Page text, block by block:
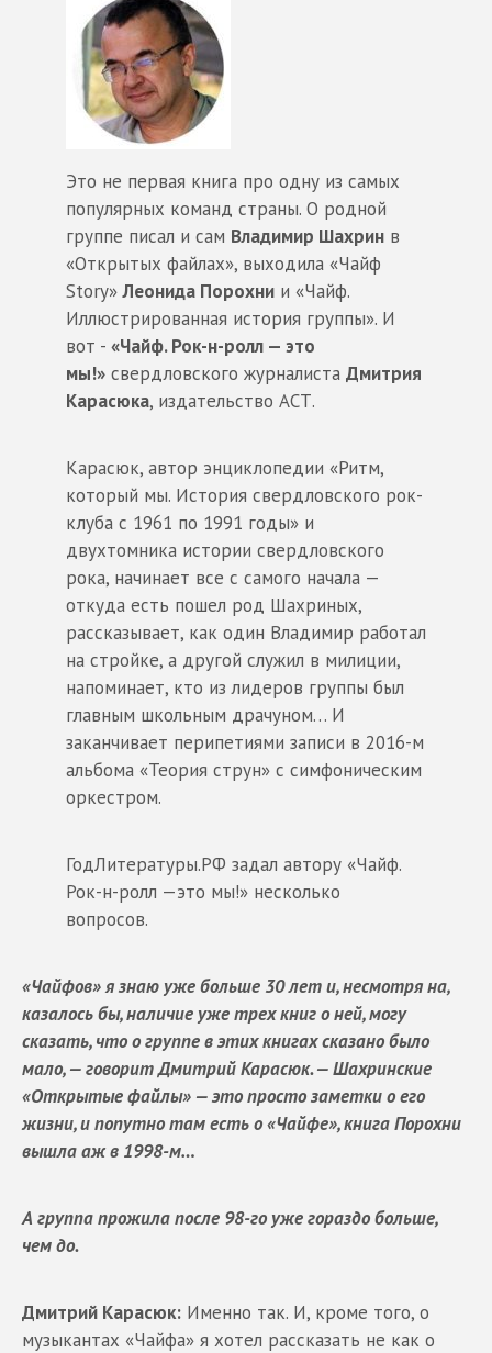
Это не первая книга про одну из самых
популярных команд страны. О родной
группе писал и сам Владимир Шахрин в
«Открытых файлах», выходила «Чайф
Story»Леонида Порохни и «Чайф.
Иллюстрированная история группы». И
вот - «Чайф. Рок-н-ролл — это
мы!» свердловского журналиста Дмитрия
Карасюка, издательство АСТ.
Карасюк, автор энциклопедии «Ритм,
который мы. История свердловского рок-
клуба с 1961 по 1991 годы» и
двухтомника истории свердловского
рока, начинает все с самого начала —
откуда есть пошел род Шахриных,
рассказывает, как один Владимир работал
на стройке, а другой служил в милиции,
напоминает, кто из лидеров группы был
главным школьным драчуном… И
заканчивает перипетиями записи в 2016-м
альбома «Теория струн» с симфоническим
оркестром.
ГодЛитературы.РФ задал автору «Чайф.
Рок-н-ролл —это мы!» несколько
вопросов.
«Чайфов» я знаю уже больше 30 лет и, несмотря на,
казалось бы, наличие уже трех книг о ней, могу
сказать, что о группе в этих книгах сказано было
мало, — говорит Дмитрий Карасюк. — Шахринские
«Открытые файлы» — это просто заметки о его
жизни, и попутно там есть о «Чайфе», книга Порохни
вышла аж в 1998-м…
А группа прожила после 98-го уже гораздо больше,
чем до.
Дмитрий Карасюк: Именно так. И, кроме того, о
музыкантах «Чайфа» я хотел рассказать не как о